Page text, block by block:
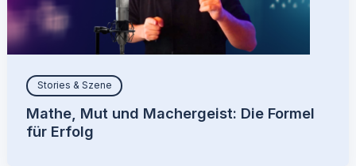
Stories & Szene
Mathe, Mut und Machergeist: Die Formel
für Erfolg